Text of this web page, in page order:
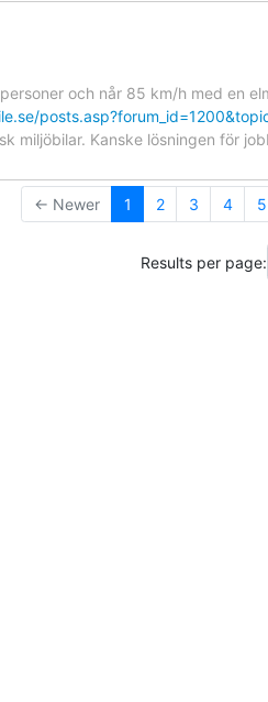
och når 85 km/h med en
miljöbilar. Kanske lösningen för
← Newer 1 2 3 4 5
Results per page: